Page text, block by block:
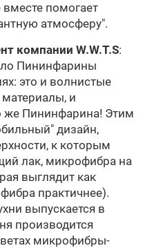
помогает
атмосферу".
компании W.W.T.S:
Пининфарины
это и волнистые
и
же Пининфарина! Этим
дизайн,
к которым
лак, микрофибра на
выглядит как
практичнее).
выпускается в
производится
микрофибры-